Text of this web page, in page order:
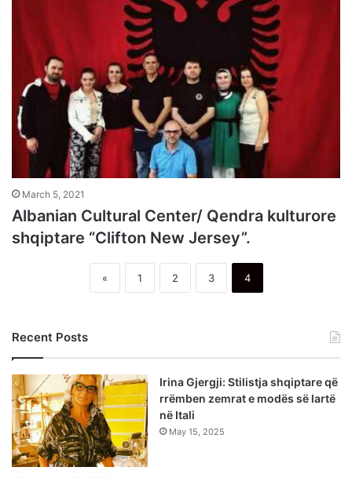
March 5, 2021
Albanian Cultural Center/ Qendra kulturore
shqiptare “Clifton New Jersey”.
« 1 2 3 4
Recent Posts
Irina Gjergji: Stilistja shqiptare që
rrëmben zemrat e modës së lartë
në Itali
May 15, 2025